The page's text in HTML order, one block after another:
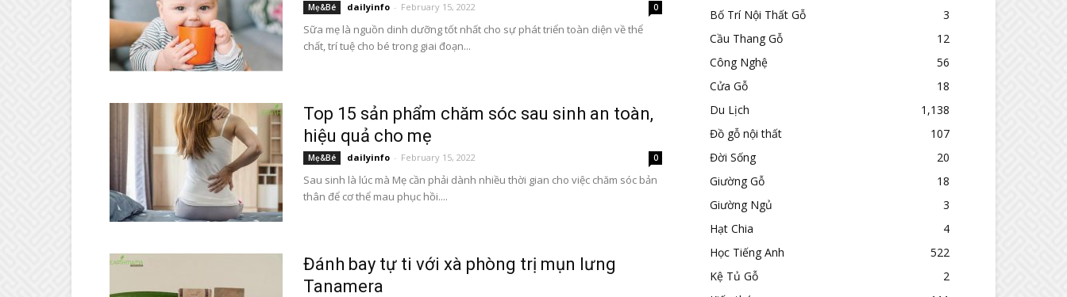
Mẹ&Bé dailyinfo - February 15, 2022 0
Sữa mẹ là nguồn dinh dưỡng tốt nhất cho sự phát triển toàn diện về thể
chất, trí tuệ cho bé trong giai đoạn...
Top 15 sản phẩm chăm sóc sau sinh an toàn,
hiệu quả cho mẹ
Mẹ&Bé dailyinfo - February 15, 2022 0
Sau sinh là lúc mà Mẹ cần phải dành nhiều thời gian cho việc chăm sóc bản
thân để cơ thể mau phục hồi....
Đánh bay tự ti với xà phòng trị mụn lưng
Tanamera
Bố Trí Nội Thất Gỗ
3
Cầu Thang Gỗ
12
Công Nghệ
56
Cửa Gỗ
18
Du Lịch
1,138
Đồ gỗ nội thất
107
Đời Sống
20
Giường Gỗ
18
Giường Ngủ
3
Hạt Chia
4
Học Tiếng Anh
522
Kệ Tủ Gỗ
2